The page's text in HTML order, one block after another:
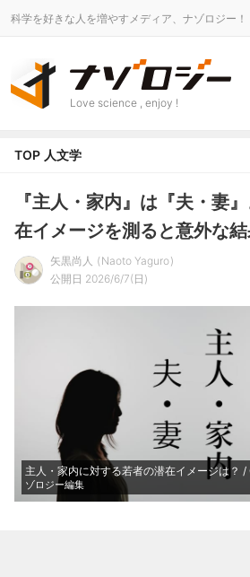
科学を好きな人を増やすメディア、ナゾロジー！
Love science , enjoy !
TOP 人文学
『主人・家内』は『夫・妻
在イメージを測ると意外な
矢黒尚人
Naoto Yaguro
公開日 2026/6/7(日)
主人・家内に対する若者の潜在イメージは？
ゾロジー編集